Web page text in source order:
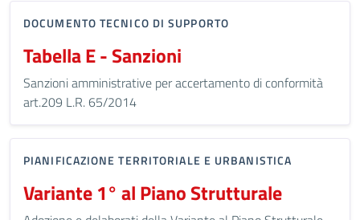
DOCUMENTO TECNICO DI SUPPORTO
Tabella E - Sanzioni
Sanzioni amministrative per accertamento di conformità
art.209 L.R. 65/2014
PIANIFICAZIONE TERRITORIALE E URBANISTICA
Variante 1° al Piano Strutturale